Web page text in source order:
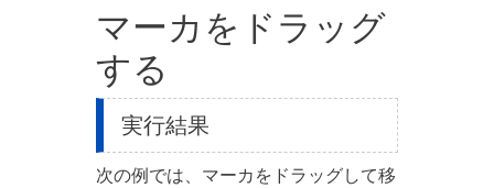
マーカをドラッグ
する
実行結果
次の例では、マーカをドラッグして移